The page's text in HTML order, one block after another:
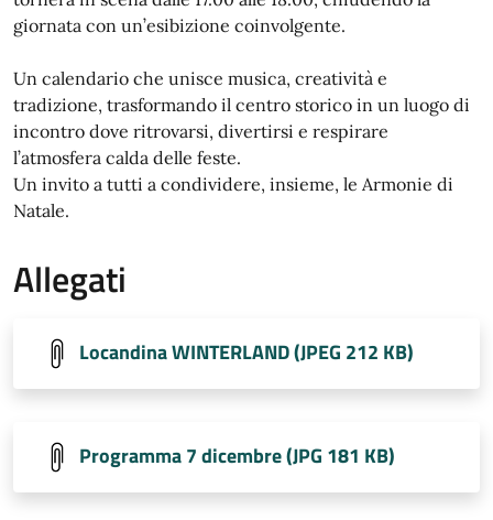
giornata con un’esibizione coinvolgente.
Un calendario che unisce musica, creatività e
tradizione, trasformando il centro storico in un luogo di
incontro dove ritrovarsi, divertirsi e respirare
l’atmosfera calda delle feste.
Un invito a tutti a condividere, insieme, le Armonie di
Natale.
Allegati
Locandina WINTERLAND (JPEG 212 KB)
Programma 7 dicembre (JPG 181 KB)